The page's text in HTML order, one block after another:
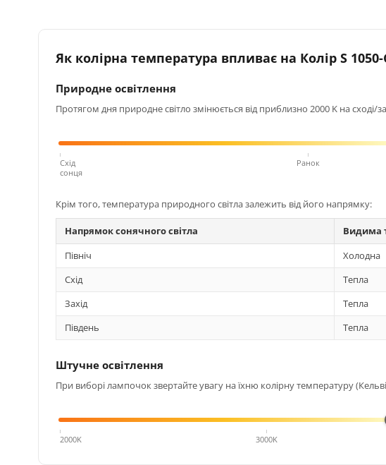
Як колірна температура впливає на Колір S 1050-
Природне освітлення
Протягом дня природне світло змінюється від приблизно 2000 K на сході/
Схід
сонця
Ранок
Крім того, температура природного світла залежить від його напрямку:
Напрямок сонячного світла Видима
Північ
Холодна
Схід
Тепла
Захід
Тепла
Південь
Тепла
Штучне освітлення
При виборі лампочок звертайте увагу на їхню колірну температуру
4000K
2000K 3000K